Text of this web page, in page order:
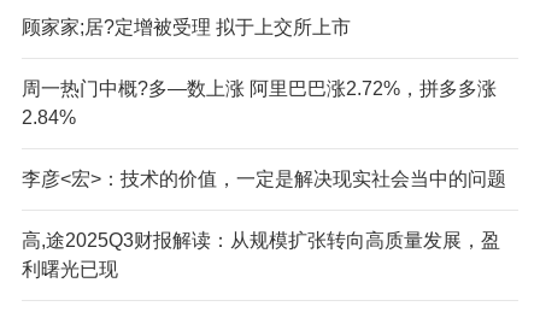
顾家家;居?定增被受理 拟于上交所上市
周一热门中概?多—数上涨 阿里巴巴涨2.72%，拼多多涨
2.84%
李彦<宏>：技术的价值，一定是解决现实社会当中的问题
高,途2025Q3财报解读：从规模扩张转向高质量发展，盈
利曙光已现